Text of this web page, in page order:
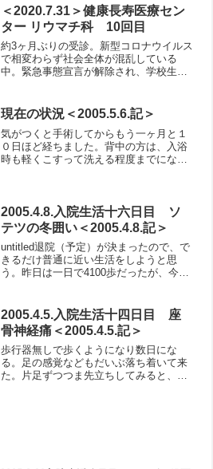
いました。母が10年ほど前から関節リウ
マチにかかっていた...
＜2020.7.31＞健康長寿医療セン
ター リウマチ科 10回目
約3ヶ月ぶりの受診。新型コロナウイルス
で相変わらず社会全体が混乱している
中。緊急事態宣言が解除され、学校生活
ンターも、一ヶ月ほど前に職員で感染者
が出たという報道もありま...
現在の状況＜2005.5.6.記＞
気がつくと手術してからもう一ヶ月と１
０日ほど経ちました。背中の方は、入浴
時も軽くこすって洗える程度までになり
については、はずしていい...
2005.4.8.入院生活十六日目 ソ
テツの冬囲い＜2005.4.8.記＞
untitled退院（予定）が決まったので、で
きるだけ普通に近い生活をしようと思
う。昨日は一日で4100歩だったが、今日
りもスムーズに済んだ。手術した部分が
どのよう...
2005.4.5.入院生活十四日目 座
骨神経痛＜2005.4.5.記＞
歩行器無しで歩くようになり数日にな
る。足の感覚などもだいぶ落ち着いて来
た。片足ずつつま先立ちしてみると、右